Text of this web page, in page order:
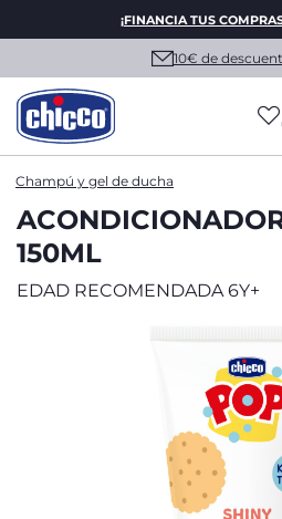
¡FINANCIA TUS
10€ de
Champú y gel de ducha
150ML
EDAD RECOMENDADA 6Y+